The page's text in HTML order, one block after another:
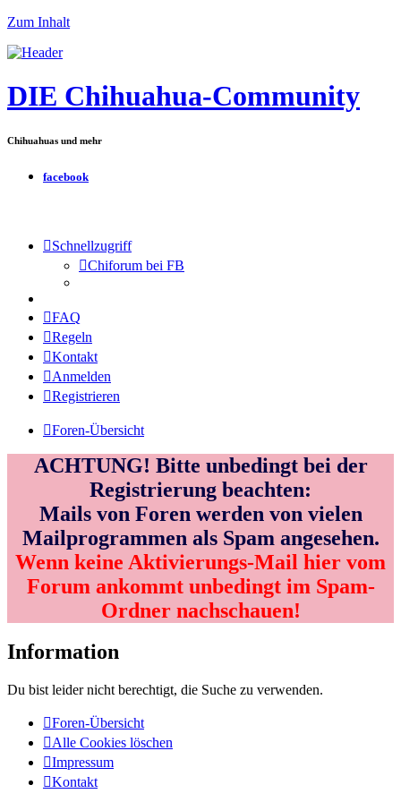
Zum Inhalt
DIE Chihuahua-Community
Chihuahuas und mehr
facebook
Schnellzugriff
Chiforum bei FB
FAQ
Regeln
Kontakt
Anmelden
Registrieren
Foren-Übersicht
ACHTUNG! Bitte unbedingt bei der
Registrierung beachten:
Mails von Foren werden von vielen
Mailprogrammen als Spam angesehen.
Wenn keine Aktivierungs-Mail hier vom
Forum ankommt unbedingt im Spam-
Ordner nachschauen!
Information
Du bist leider nicht berechtigt, die Suche zu verwenden.
Foren-Übersicht
Alle Cookies löschen
Impressum
Kontakt